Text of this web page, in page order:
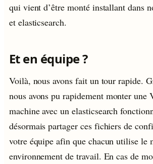
qui vient d’être monté installant dans
et elasticsearch.
Et en équipe ?
Voilà, nous avons fait un tour rapide.
nous avons pu rapidement monter une
machine avec un elasticsearch
désormais partager ces fichiers de
votre équipe afin que chacun utilise le
environnement de travail. En cas de